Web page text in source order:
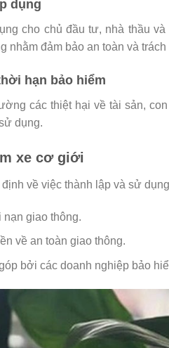
dụng
cho chủ đầu tư, nhà thầu
nhằm đảm bảo an toàn và
hạn bảo hiểm
các thiệt hại về tài sản,
dụng.
xe cơ giới
về việc thành lập và sử
nạn giao thông.
về an toàn giao thông.
bởi các doanh nghiệp bảo